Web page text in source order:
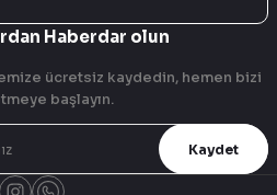
Haberdar olun
ücretsiz kaydedin, hemen bizi
başlayın.
Kaydet